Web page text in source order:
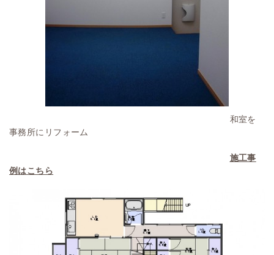
和室を
事務所にリフォーム
施工事
例はこちら